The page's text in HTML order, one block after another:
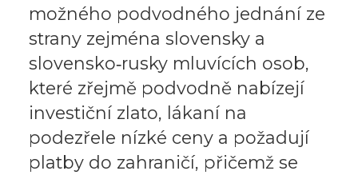
možného podvodného jednání ze
strany zejména slovensky a
slovensko‑rusky mluvících osob,
které zřejmě podvodně nabízejí
investiční zlato, lákaní na
podezřele nízké ceny a požadují
platby do zahraničí, přičemž se